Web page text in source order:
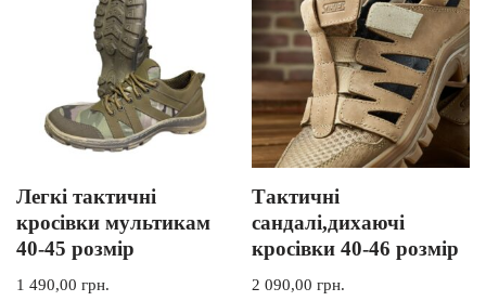
Легкі тактичні
кросівки мультикам
40-45 розмір
1 490,00 грн.
Тактичні
сандалі,дихаючі
кросівки 40-46 розмір
2 090,00грн.